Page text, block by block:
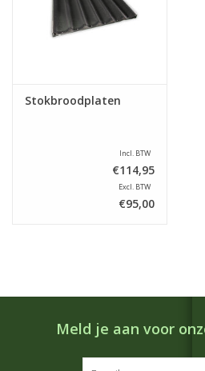
Stokbroodplaten
Incl. BTW
€114,95
Excl. BTW
€95,00
Meld je aan voor